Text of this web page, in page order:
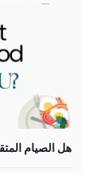
هل الصيام